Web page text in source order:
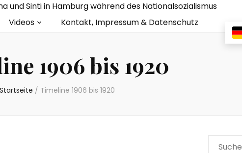
und Sinti in Hamburg während des Nationalsozialismus
Videos Kontakt, Impressum & Datenschutz
1906 bis 1920
Startseite / Timeline 1906 bis 1920
Suche